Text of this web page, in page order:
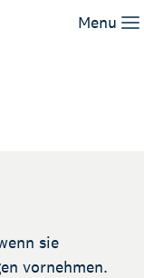
Menu
knappe
sie
vornehmen.